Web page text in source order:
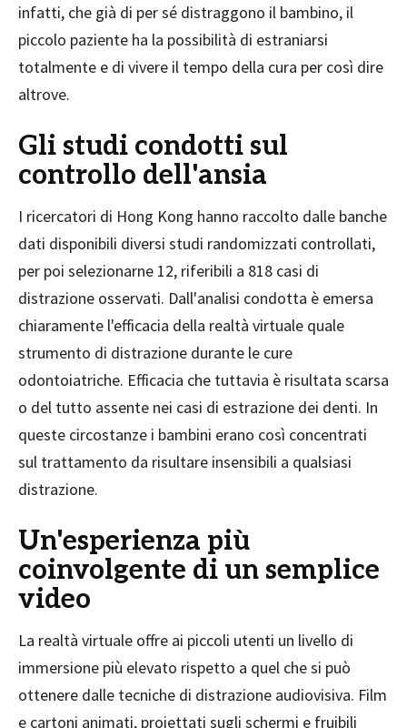
infatti, che già di per sé distraggono il bambino, il
piccolo paziente ha la possibilità di estraniarsi
totalmente e di vivere il tempo della cura per così dire
altrove.
Gli studi condotti sul
controllo dell'ansia
I ricercatori di Hong Kong hanno raccolto dalle banche
dati disponibili diversi studi randomizzati controllati,
per poi selezionarne 12, riferibili a 818 casi di
distrazione osservati. Dall'analisi condotta è emersa
chiaramente l'efficacia della realtà virtuale quale
strumento di distrazione durante le cure
odontoiatriche. Efficacia che tuttavia è risultata scarsa
o del tutto assente nei casi di estrazione dei denti. In
queste circostanze i bambini erano così concentrati
sul trattamento da risultare insensibili a qualsiasi
distrazione.
Un'esperienza più
coinvolgente di un semplice
video
La realtà virtuale offre ai piccoli utenti un livello di
immersione più elevato rispetto a quel che si può
ottenere dalle tecniche di distrazione audiovisiva. Film
e cartoni animati, proiettati sugli schermi e fruibili